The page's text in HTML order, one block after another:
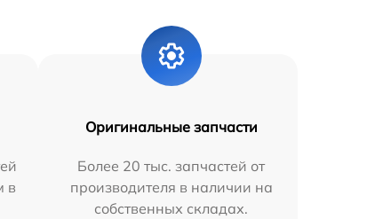
в
Оригинальные запчасти
Более 20 тыс. запчастей от
производителя в наличии на
собственных складах.